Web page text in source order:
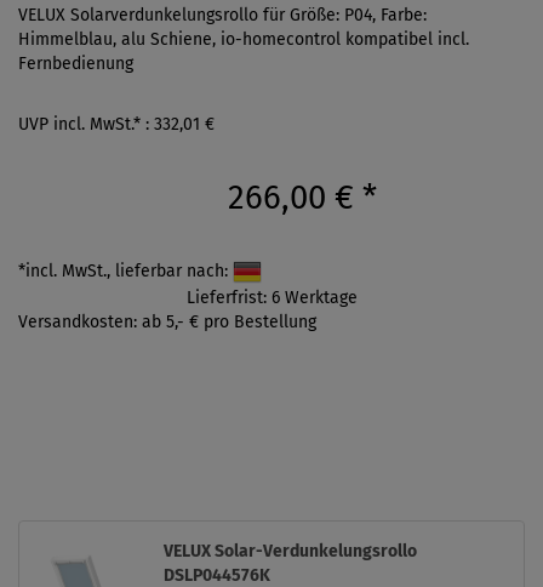
VELUX Solarverdunkelungsrollo für Größe: P04, Farbe:
Himmelblau, alu Schiene, io-homecontrol kompatibel incl.
Fernbedienung
UVP incl. MwSt.* : 332,01 €
266,00 € *
*incl. MwSt., lieferbar nach:
Lieferfrist: 6 Werktage
Versandkosten: ab 5,- € pro Bestellung
VELUX Solar-Verdunkelungsrollo
DSLP044576K